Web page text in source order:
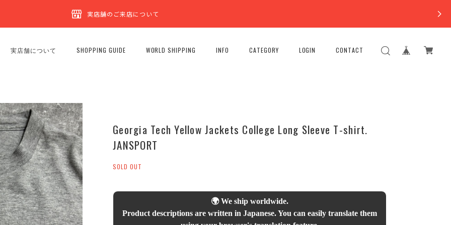
実店舗のご来店について
実店舗について SHOPPING GUIDE WORLD SHIPPING INFO CATEGORY LOGIN CONTACT
Georgia Tech Yellow Jackets College Long Sleeve T-shirt.
JANSPORT
SOLD OUT
🌍 We ship worldwide.
Product descriptions are written in Japanese. You can easily translate them